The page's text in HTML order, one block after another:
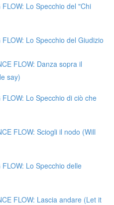
Lo Specchio del "Chi
Lo Specchio del Giudizio
FLOW: Danza sopra il
say)
Lo Specchio di ciò che
FLOW: Sciogli il nodo (Will
Lo Specchio delle
FLOW: Lascia andare (Let it